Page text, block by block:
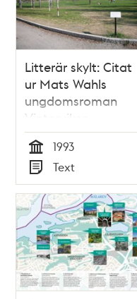
Litterär skylt: Citat
ur Mats Wahls
ungdomsroman
Vinterviken
Tid
1993
Typ
Text